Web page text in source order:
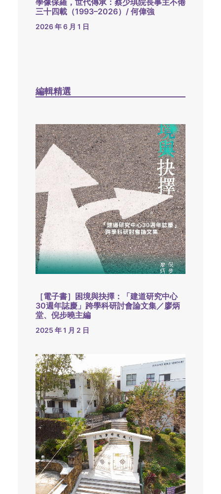
學像保羅，世代傳承：蔡少琪院長事主不倦
三十四載（1993–2026）/ 何偉強
2026 年 6 月 1 日
編輯精選
［電子書］困境與抉擇：「建道研究中心
30週年誌慶」跨學科研討會論文集／廖炳
堂、倪步曉主編
2025 年 1 月 2 日